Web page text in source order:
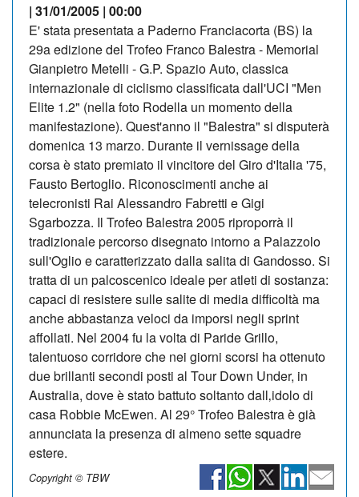
| 31/01/2005 | 00:00
E' stata presentata a Paderno Franciacorta (BS) la
29a edizione del Trofeo Franco Balestra - Memorial
Gianpietro Metelli - G.P. Spazio Auto, classica
internazionale di ciclismo classificata dall'UCI "Men
Elite 1.2" (nella foto Rodella un momento della
manifestazione). Quest'anno il "Balestra" si disputerà
domenica 13 marzo. Durante il vernissage della
corsa è stato premiato il vincitore del Giro d'Italia '75,
Fausto Bertoglio. Riconoscimenti anche ai
telecronisti Rai Alessandro Fabretti e Gigi
Sgarbozza. Il Trofeo Balestra 2005 riproporrà il
tradizionale percorso disegnato intorno a Palazzolo
sull'Oglio e caratterizzato dalla salita di Gandosso. Si
tratta di un palcoscenico ideale per atleti di sostanza:
capaci di resistere sulle salite di media difficoltà ma
anche abbastanza veloci da imporsi negli sprint
affollati. Nel 2004 fu la volta di Paride Grillo,
talentuoso corridore che nei giorni scorsi ha ottenuto
due brillanti secondi posti al Tour Down Under, in
Australia, dove è stato battuto soltanto dall‚idolo di
casa Robbie McEwen. Al 29° Trofeo Balestra è già
annunciata la presenza di almeno sette squadre
estere.
Copyright © TBW